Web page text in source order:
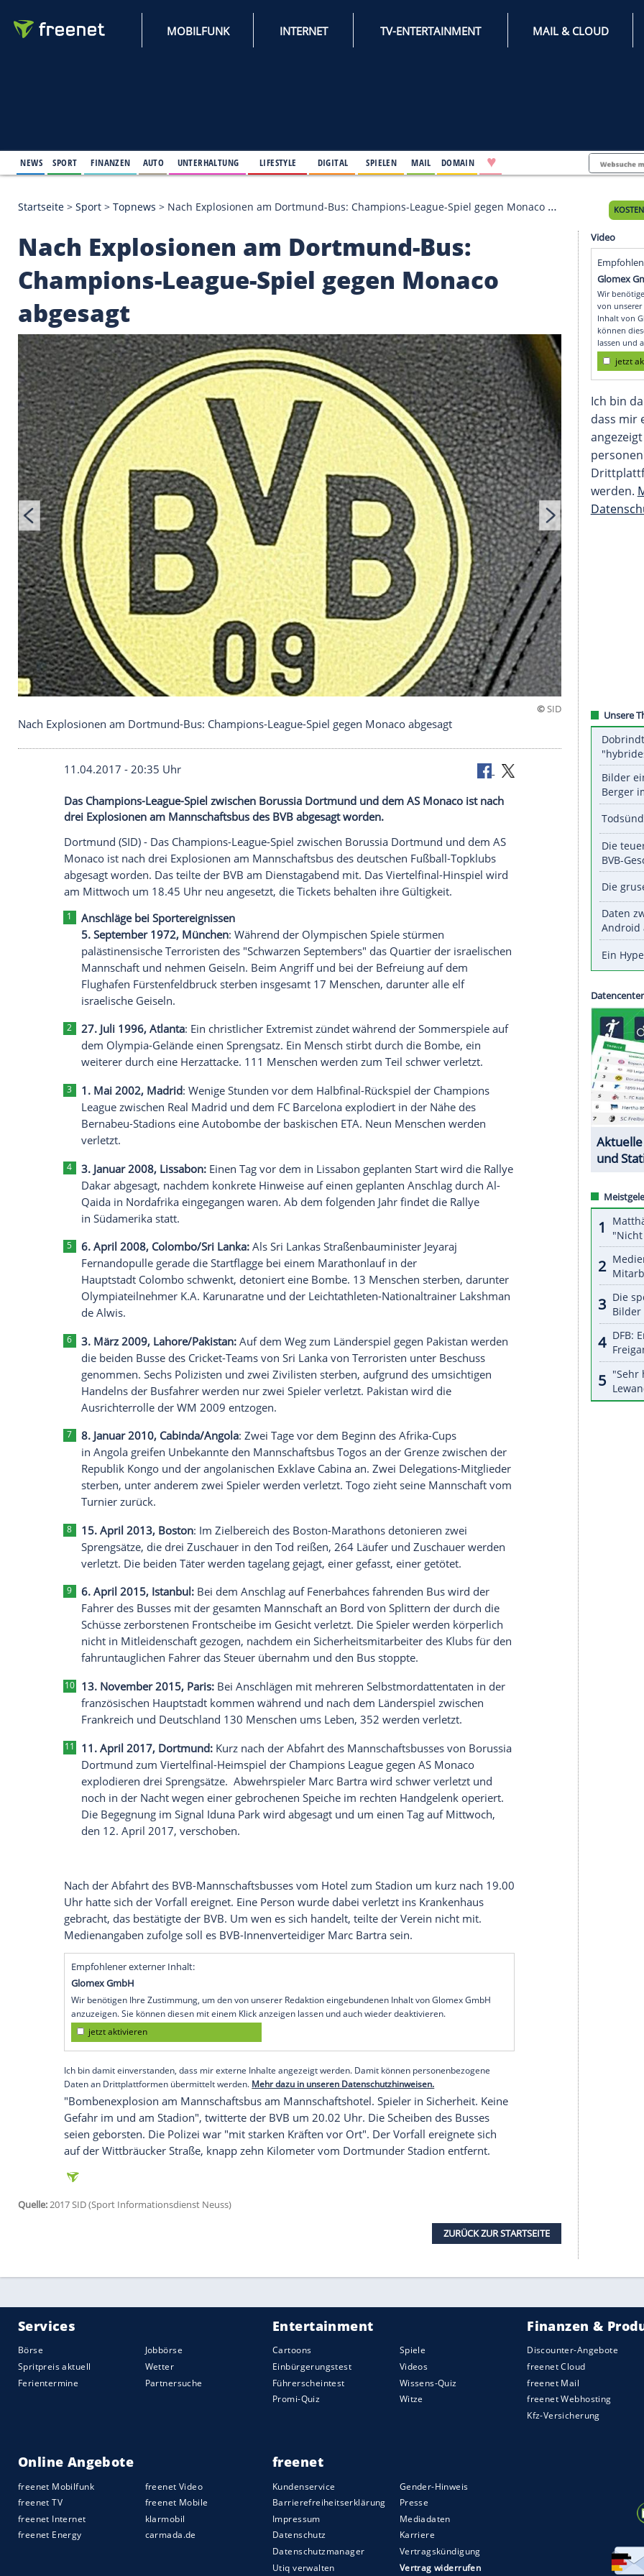
MOBILFUNK INTERNET TV-ENTERTAINMENT
Startseite > Sport > Topnews >Nach Explosionen am Dortmund-Bus: Champions-League-Spiel gegen Monaco
Nach Explosionen am Dortmund-Bus:
Champions-League-Spiel gegen Monaco
abgesagt
Nach Explosionen am Dortmund-Bus: Champions-League-Spiel gegen Monaco abgesagt
11.04.2017 - 20:35 Uhr
Das Champions-League-Spiel zwischen Borussia Dortmund und dem AS Monaco ist nach
drei Explosionen am Mannschaftsbus des BVB abgesagt worden.
und demAS
Monacoist nach drei ExplosionenamMannschaftsbusdes deutschen Fußball-Topklubs
abgesagt worden. Das teilte derBVBam Dienstagabend mit. Das Viertelfinal-Hinspiel wird
Anschläge bei Sportereignissen
5. September 1972,München: Während der Olympischen Spielestürmen
palästinensische Terroristen des "Schwarzen Septembers" das
der israelischen
Mannschaft und nehmen Geiseln. Beim Angriff und bei der Befreiung auf dem
Flughafen Fürstenfeldbrucksterben insgesamt 17 Menschen, darunter alle elf
israelische Geiseln.
27. Juli 1996, Atlanta
: Ein christlicher Extremist zündet während der Sommerspiele auf
dem Olympia-Gelände einen Sprengsatz. Ein Mensch stirbt durch die Bombe, ein
weiterer durch eine Herzattacke. 111 Menschen werden zum Teil schwer verletzt.
1. Mai 2002, Champions
Leaguezwischen Real Madrid und dem FC Barcelona
explodiert in der Nähe des
Bernabeu-Stadions eine Autobombe der baskischenETA. Neun Menschen werden
verletzt.
3. Januar 2008,Lissabon:Einen Tag vor dem in geplanten Start wird die
Dakarabgesagt, nachdem konkrete Hinweise auf einen geplanten Anschlag durch
QaidainNordafrikaeingegangen waren. Ab dem folgenden Jahr findet die Rallye
inSüdamerika statt.
6. April 2008,
Fernandopulle
gerade die Startflagge bei einem Marathonlauf in der
HauptstadtColomboschwenkt, detoniert eine Bombe. 13 Menschen sterben, darunter
Olympiateilnehmer K.A. Karunaratne und der Leichtathleten-Nationaltrainer Lakshman
3. März 2009, Lahore/Pakistan:Auf dem Weg zumLänderspielgegen
werden
die beiden Busse des Cricket-Teams von Sri Lanka von Terroristen unter Beschuss
genommen. Sechs Polizisten und zwei Zivilisten sterben, aufgrund des umsichtigen
Ausrichterrolle der WM 2009 entzogen.
8. Januar 2010, Cabinda/ Angola: Zwei Tage vor dem Beginn des Afrika-Cups
inAngolagreifen Unbekannte den MannschaftsbusTogosan der Grenze zwischen der
Republik Kongo und der angolanischen Exklave Cabina an. Zwei Delegations-Mitglieder
sterben, unter anderem zwei Spieler werden verletzt.Togozieht seine Mannschaft vom
Turnier zurück.
15. April 2013, Boston
Sprengsätze, die drei Zuschauer in den Tod reißen, 264 Läufer und Zuschauer werden
verletzt. Die beiden Täter werden tagelang gejagt, einer gefasst, einer getötet.
6. April 2015, Istanbul:Bei dem Anschlag auf Fenerbahces fahrenden Bus wird der
Fahrer des Busses mit der gesamten Mannschaft an Bord von Splittern der durch die
Schüsse zerborstenen Frontscheibe im Gesicht verletzt. Die Spieler werden körperlich
nicht in Mitleidenschaft gezogen, nachdem ein Sicherheitsmitarbeiter des Klubs für den
fahruntauglichen Fahrer das Steuer übernahm und den Bus stoppte.
13. November 2015, Paris:
Bei Anschlägen mit mehreren Selbstmordattentaten in der
französischen Hauptstadt kommen während und nach demLänderspiel
zwischen
Frankreich und Deutschland 130 Menschen ums Leben, 352 werden verletzt.
11. April 2017, Dortmund:Kurz nach der Abfahrt des Mannschaftsbusses von Borussia
Dortmund zum Viertelfinal-Heimspiel derChampions Leaguegegen AS Monaco
explodieren drei Sprengsätze. Abwehrspieler Marc Bartra wird schwer verletzt und
noch in der Nacht wegen einer gebrochenen Speiche im rechten Handgelenk operiert.
Die Begegnung im Signal Iduna Park wird abgesagt und um einen Tag auf Mittwoch,
den 12. April 2017, verschoben.
gebracht, das bestätigte derBVB. Um wen es sich handelt, teilte der Verein nicht mit.
Medienangaben zufolge soll es BVB-Innenverteidiger Marc Bartra sein.
Empfohlener externer Inhalt:
Glomex GmbH
Wir benötigen Ihre Zustimmung, um den von unserer Redaktion eingebundenen Inhalt von Glomex GmbH
Ich bin damit einverstanden, dass mir externe Inhalte angezeigt werden. Damit können personenbezogene
Daten an Drittplattformen übermittelt werden.Mehr dazu in unseren Datenschutzhinweisen.
"Bombenexplosion am Mannschaftsbusam Mannschaftshotel. Spieler in Sicherheit. Keine
Gefahr im und am Stadion", twitterte derBVBum 20.02 Uhr. Die Scheiben des Busses
seien geborsten. Die Polizei war "mit starken Kräften vor Ort". Der Vorfall ereignete sich